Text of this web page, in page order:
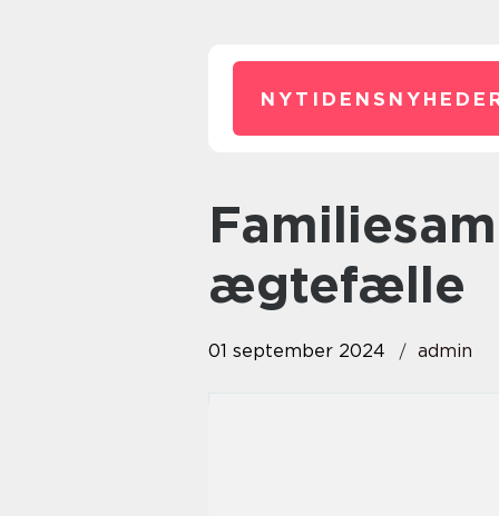
familiesammenføring
ægtefælle
01 september 2024 admin